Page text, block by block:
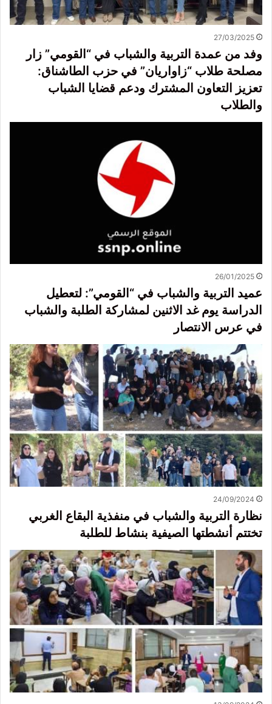
27/03/2025
وفد من عمدة التربية والشباب في “القومي” زار
مصلحة طلاب “زاواريان” في حزب الطاشناق:
تعزيز التعاون المشترك ودعم قضايا الشباب
والطلاب
26/01/2025
عميد التربية والشباب في “القومي”: لتعطيل
الدراسة يوم غد الاثنين لمشاركة الطلبة والشباب
في عرس الانتصار
24/09/2024
نظارة التربية والشباب في منفذية البقاع الغربي
تختتم أنشطتها الصيفية بنشاط للطلبة